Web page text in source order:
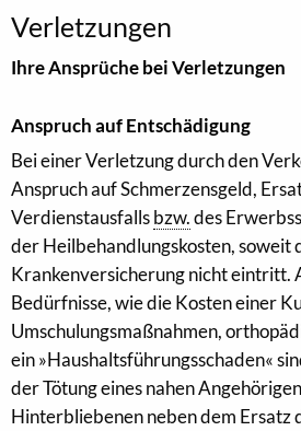
Verletzungen
Ihre Ansprüche bei Verletzungen
Anspruch auf Entschädigung
Bei einer Verletzung durch den
Anspruch auf Schmerzensgeld,
Verdienstausfallsbzw.des
der Heilbehandlungskosten, soweit
Krankenversicherung nicht eintritt.
Bedürfnisse, wie die Kosten einer
Umschulungsmaßnahmen,
ein »Haushaltsführungsschaden«
der Tötung eines nahen
Hinterbliebenen neben dem Ersatz